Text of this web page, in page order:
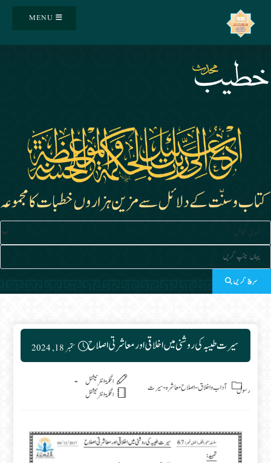
MENU
سرچ کریں
سیرت طیبہ کی روشنی میں اخلاقی اور معاشرتی اصلاحPost published:
ستمبر 18, 2024
Post category:
آداب واخلاق-اصلاح معاشرہ-سیرت رسول
الحکمۃ انٹرنیشنل
الحکمۃ انٹرنیشنل